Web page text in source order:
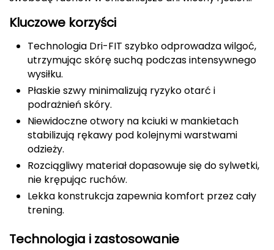
CMP
Cassin
Ciele Athletics
Climbing Technology
Coleman
Comodo
DUNLOP
Kluczowe korzyści
Technologia Dri-FIT szybko odprowadza wilgoć,
utrzymując skórę suchą podczas intensywnego
wysiłku.
Płaskie szwy minimalizują ryzyko otarć i
podrażnień skóry.
Niewidoczne otwory na kciuki w mankietach
stabilizują rękawy pod kolejnymi warstwami
odzieży.
Rozciągliwy materiał dopasowuje się do sylwetki,
nie krępując ruchów.
Lekka konstrukcja zapewnia komfort przez cały
trening.
Technologia i zastosowanie